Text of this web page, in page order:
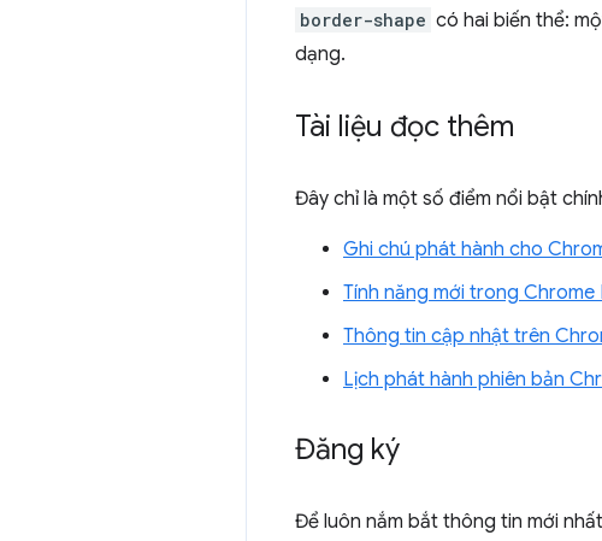
border-shape có hai biến thể:
dạng.
Tài liệu đọc thêm
Đây chỉ là một số điểm nổi bật
Ghi chú phát hành cho
Tính năng mới trong Chrome
Thông tin cập nhật trên
Lịch phát hành phiên bản
Đăng ký
Để luôn nắm bắt thông tin mới